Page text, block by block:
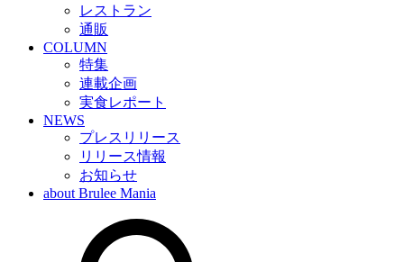
レストラン
通販
COLUMN
特集
連載企画
実食レポート
NEWS
プレスリリース
リリース情報
お知らせ
about Brulee Mania